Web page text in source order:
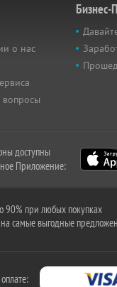
о нас
вопросы
Бизнес-
доступны
Приложение:
90% при любых покупках
самые выгодные